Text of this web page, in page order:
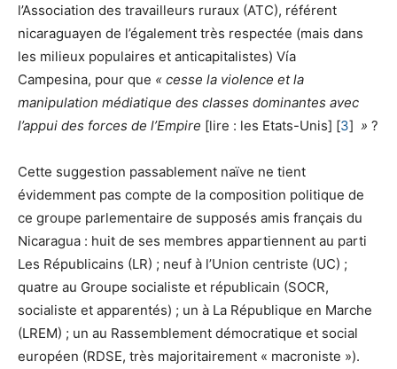
l’Association des travailleurs ruraux (ATC), référent
nicaraguayen de l’également très respectée (mais dans
les milieux populaires et anticapitalistes) Vía
Campesina, pour que « cesse la violence et la
manipulation médiatique des classes dominantes avec
l’appui des forces de l’Empire [lire : les Etats-Unis] [3] » ?
Cette suggestion passablement naïve ne tient
évidemment pas compte de la composition politique de
ce groupe parlementaire de supposés amis français du
Nicaragua : huit de ses membres appartiennent au parti
Les Républicains (LR) ; neuf à l’Union centriste (UC) ;
quatre au Groupe socialiste et républicain (SOCR,
socialiste et apparentés) ; un à La République en Marche
(LREM) ; un au Rassemblement démocratique et social
européen (RDSE, très majoritairement « macroniste »).